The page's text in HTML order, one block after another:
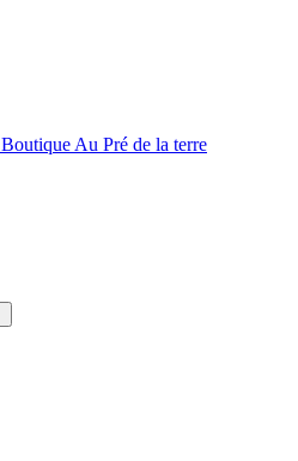
Boutique Au Pré de la terre